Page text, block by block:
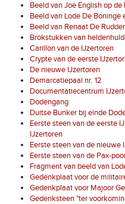
Beeld van Joe English op de
Beeld van Lode De Boninge
Beeld van Renaat De
Brokstukken van
Carillon van de IJzertoren
Crypte van de eerste
De nieuwe IJzertoren
Demarcatiepaal nr. 12
Documentatiecentrum
Dodengang
Duitse Bunker bij einde
Eerste steen van de eerste
IJzertoren
Eerste steen van de nieuwe
Eerste steen van de Pax-
Fragment van beeld van
Gedenkplaat voor de
Gedenkplaat voor Majoor
Gedenksteen "ter